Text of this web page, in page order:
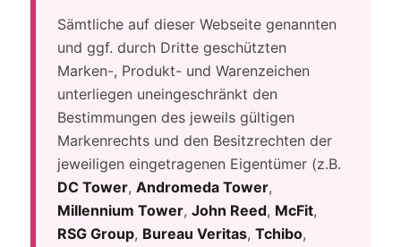
Sämtliche auf dieser Webseite genannten
und ggf. durch Dritte geschützten
Marken-, Produkt- und Warenzeichen
unterliegen uneingeschränkt den
Bestimmungen des jeweils gültigen
Markenrechts und den Besitzrechten der
jeweiligen eingetragenen Eigentümer (z.B.
DC Tower, Andromeda Tower,
Millennium Tower, John Reed, McFit,
RSG Group, Bureau Veritas, Tchibo,